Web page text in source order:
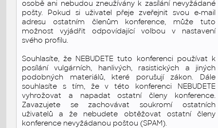
osobě ani nebudou zneužívány k zasílání nevyžádané
pošty. Pokud si uživatel přeje zveřejnit svou e-mail
adresu ostatním členům konference, může tuto
možnost vyjádřit odpovídající volbou v nastavení
svého profilu.
Souhlasíte, že NEBUDETE tuto konferenci používat k
posílání vulgárních, hanlivých, rasistických a jiných
podobných materiálů, které porušují zákon. Dále
souhlasíte s tím, že v této konferenci NEBUDETE
vyhrožovat a napadat ostatní členy konference.
Zavazujete se zachovávat soukromí ostatních
uživatelů a že nebudete obtěžovat ostatní členy
konference nevyžádanou poštou (SPAM).